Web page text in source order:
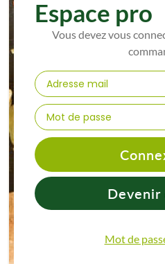
Espace pro
Vous devez vous
Mot de